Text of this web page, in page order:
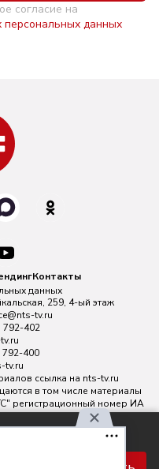
согласие на
персональных данных
Контакты
данных
259, 4-ый этаж
tv.ru
792-402
792-400
tv.ru
ссылка на nts-tv.ru
в том числе материалы
регистрационный номер ИА
Федеральной службой по
технологий и массовых
Александрович
16+